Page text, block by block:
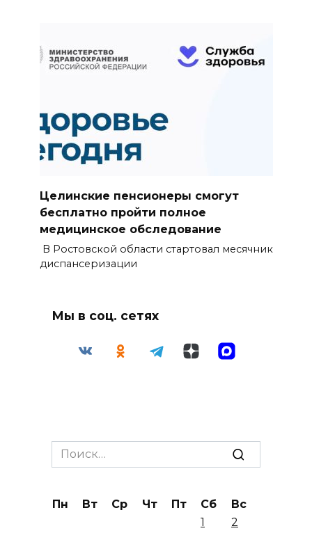
Целинские пенсионеры смогут
бесплатно пройти полное
медицинское обследование
В Ростовской области стартовал месячник
диспансеризации
Мы в соц. сетях
Search
for:
Пн Вт Ср Чт Пт Сб
Вс
1
2